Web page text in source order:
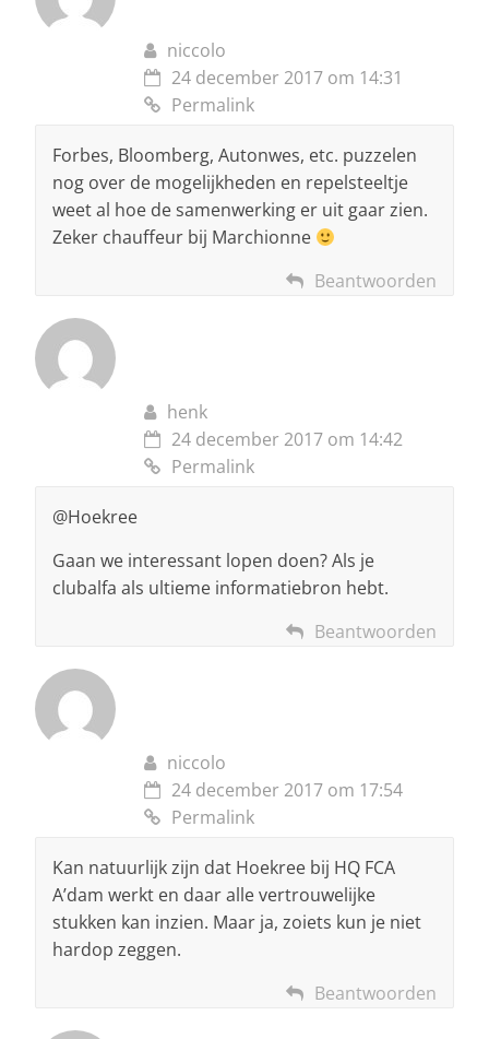
niccolo
24 december 2017 om 14:31
Permalink
Forbes, Bloomberg, Autonwes, etc. puzzelen
nog over de mogelijkheden en repelsteeltje
weet al hoe de samenwerking er uit gaar zien.
Zeker chauffeur bij Marchionne
Beantwoorden
henk
24 december 2017 om 14:42
Permalink
@Hoekree
Gaan we interessant lopen doen? Als je
clubalfa als ultieme informatiebron hebt.
Beantwoorden
niccolo
24 december 2017 om 17:54
Permalink
Kan natuurlijk zijn dat Hoekree bij HQ FCA
A’dam werkt en daar alle vertrouwelijke
stukken kan inzien. Maar ja, zoiets kun je niet
hardop zeggen.
Beantwoorden